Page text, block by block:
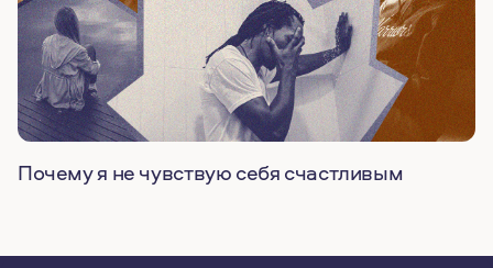
Почему я не чувствую себя счастливым